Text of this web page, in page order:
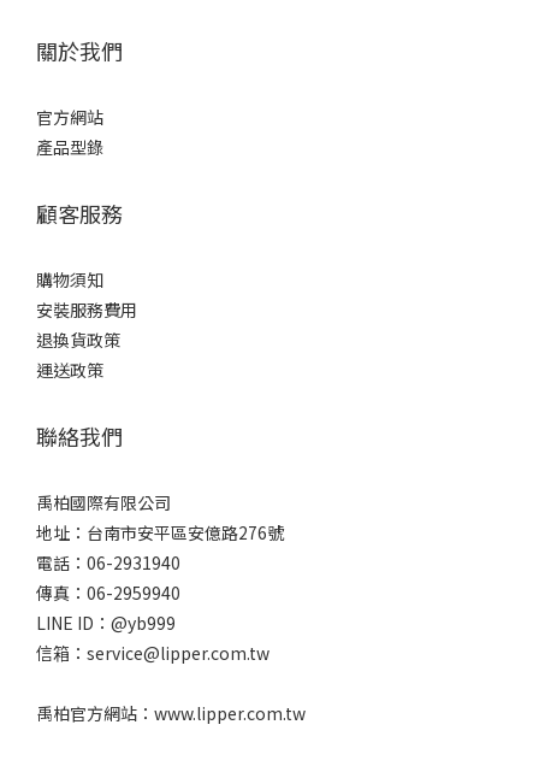
關於我們
官方網站
產品型錄
顧客服務
購物須知
安裝服務費用
退換貨政策
運送政策
聯絡我們
禹柏國際有限公司
地址：台南市安平區安億路276號
電話：06-2931940
傳真：06-2959940
LINE ID：@yb999
信箱：service@lipper.com.tw
禹柏官方網站：www.lipper.com.tw